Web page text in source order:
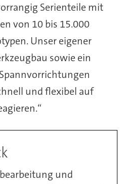
Serienteile mit
von 10 bis 15.000
Unser eigener
sowie ein
und flexibel auf
und